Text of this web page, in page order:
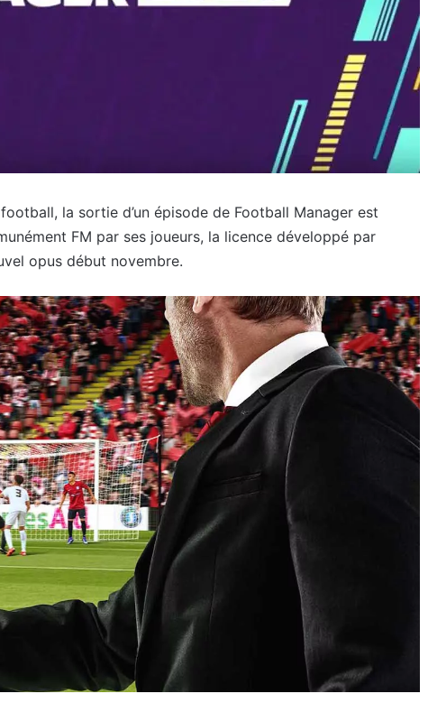
la sortie d’un épisode de Football Manager est
FM par ses joueurs, la licence développé par
opus début novembre.